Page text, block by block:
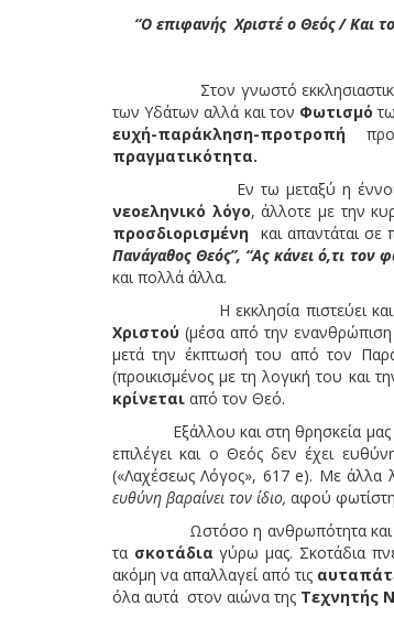
“Ο επιφανής Χριστέ ο Θεός / Και
Στον γνωστό
των Υδάτων αλλά και τον Φωτισμό
ευχή-παράκληση-προτροπή
πραγματικότητα.
Εν τω μεταξύ η έννοια
νεοεληνικό λόγο, άλλοτε με την
προσδιορισμένη και απαντάται
Πανάγαθος Θεός”, “Ας κάνει ό,τι
και πολλά άλλα.
Η εκκλησία πιστεύει και
Χριστού (μέσα από την
μετά την έκπτωσή του από τον
(προικισμένος με τη λογική του και
κρίνεται από τον Θεό.
Εξάλλου και στη θρησκεία μας
επιλέγει και ο Θεός δεν έχει
(«Λαχέσεως Λόγος», 617 e). Με άλλα
ευθύνη βαραίνει τον ίδιο, αφού
Ωστόσο η ανθρωπότητα και ο
τα σκοτάδια γύρω μας. Σκοτάδια
ακόμη να απαλλαγεί από τις
όλα αυτά στον αιώνα της Τεχνητής